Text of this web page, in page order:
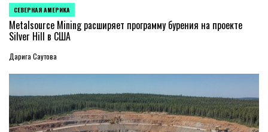
ОПУБЛИКОВАНО
В
СЕВЕРНАЯ АМЕРИКА
Metalsource Mining расширяет программу бурения на проекте
Silver Hill в США
Дарига Саутова